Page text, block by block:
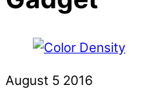
August 5 2016